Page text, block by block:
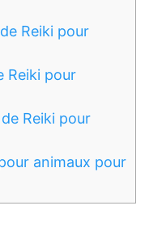
Reiki pour
Reiki pour
Reiki pour
animaux pour